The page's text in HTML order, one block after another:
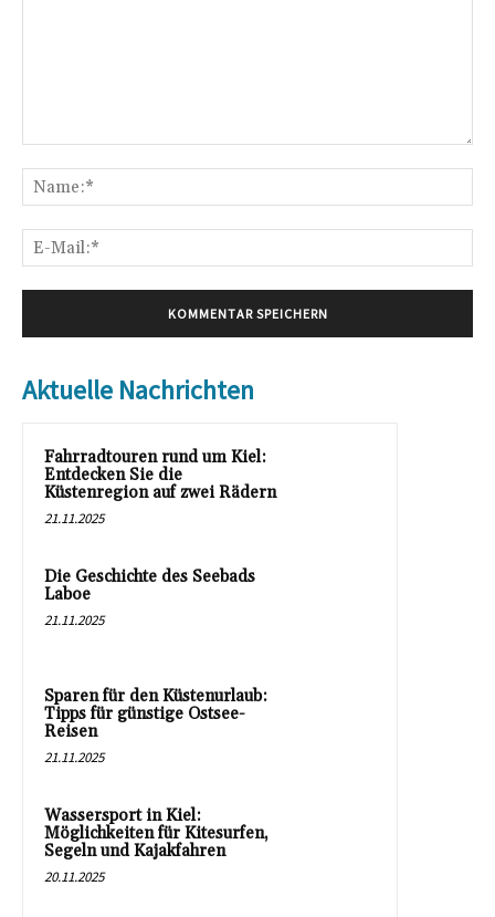
Aktuelle Nachrichten
Fahrradtouren rund um Kiel:
Entdecken Sie die
Küstenregion auf zwei Rädern
21.11.2025
Die Geschichte des Seebads
Laboe
21.11.2025
Sparen für den Küstenurlaub:
Tipps für günstige Ostsee-
Reisen
21.11.2025
Wassersport in Kiel:
Möglichkeiten für Kitesurfen,
Segeln und Kajakfahren
20.11.2025